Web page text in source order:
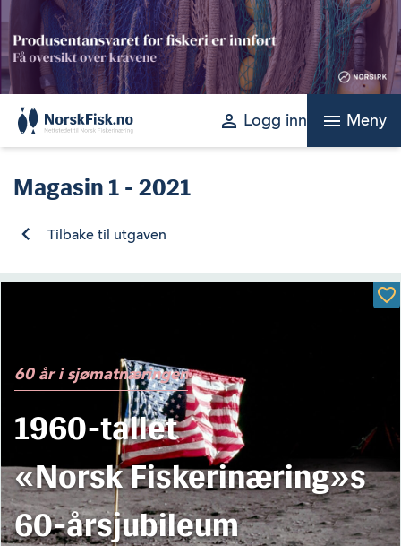
Skip
to
content
perm_identity Logg inn menu Meny
Magasin 1 - 2021
Tilbake til utgaven
60 år i sjømatnæringen
1960-tallet
«Norsk Fiskerinæring»s
60-årsjubileum